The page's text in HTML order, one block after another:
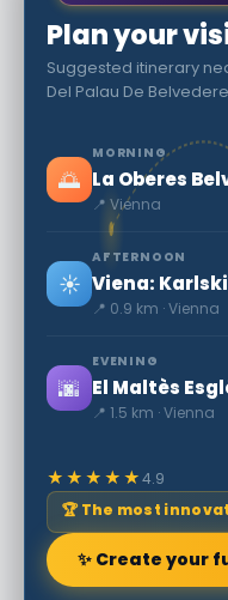
Plan your
Suggested itinerary
Del Palau De
🌅
MORNING
📍 Vienna
☀️
AFTERNOON
Viena:
📍 0.9 km · Vienna
🌆
EVENING
El Maltès
📍 1.5 km · Vienna
★★★★★4.9
🏆 The most
✨ Create your